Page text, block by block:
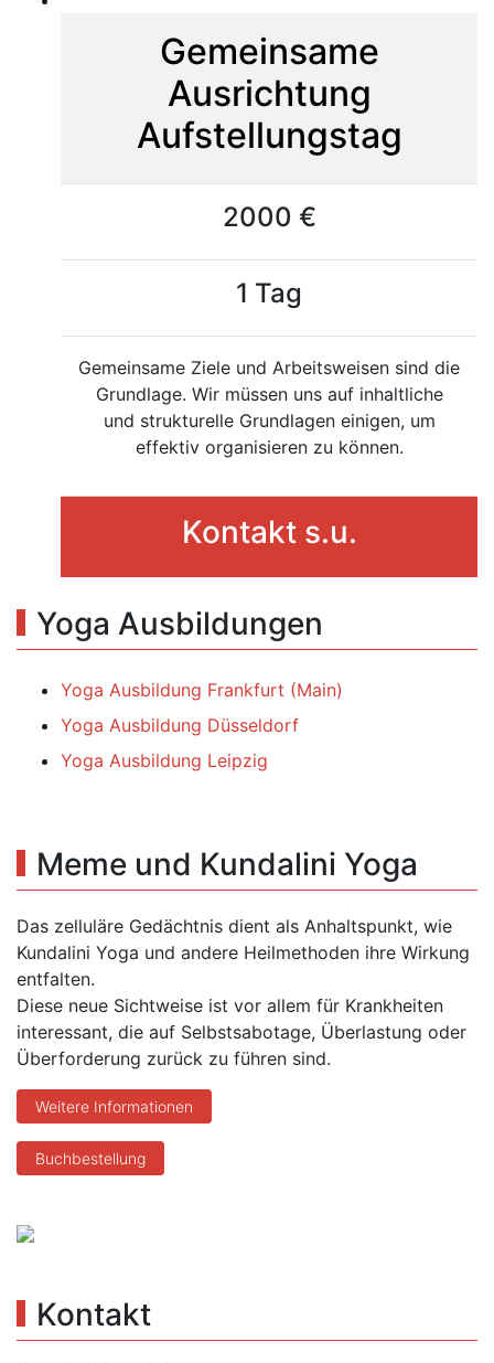
Gemeinsame
Ausrichtung
Aufstellungstag
2000 €
1 Tag
Gemeinsame Ziele und Arbeitsweisen sind die
Grundlage. Wir müssen uns auf inhaltliche
und strukturelle Grundlagen einigen, um
effektiv organisieren zu können.
Kontakt s.u.
Yoga Ausbildungen
Yoga Ausbildung Frankfurt (Main)
Yoga Ausbildung Düsseldorf
Yoga Ausbildung Leipzig
Meme und Kundalini Yoga
Das zelluläre Gedächtnis dient als Anhaltspunkt, wie
Kundalini Yoga und andere Heilmethoden ihre Wirkung
entfalten.
Diese neue Sichtweise ist vor allem für Krankheiten
interessant, die auf Selbstsabotage, Überlastung oder
Überforderung zurück zu führen sind.
Weitere Informationen
Buchbestellung
Kontakt